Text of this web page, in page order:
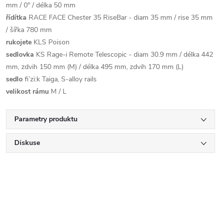
mm / 0° / délka 50 mm
řídítka RACE FACE Chester 35 RiseBar - diam 35 mm / rise 35 mm
/ šířka 780 mm
rukojete KLS Poison
sedlovka KS Rage-i Remote Telescopic - diam 30.9 mm / délka 442
mm, zdvih 150 mm (M) / délka 495 mm, zdvih 170 mm (L)
sedlo fi’zi:k Taiga, S-alloy rails
velikost rámu M / L
Parametry produktu
Diskuse